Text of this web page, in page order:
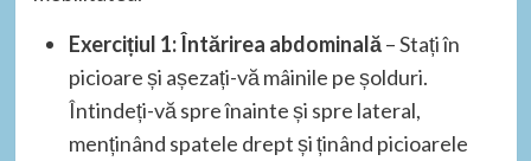
Exercițiul 1: Întărirea abdominală– Stați în
picioare și așezați-vă mâinile pe șolduri.
Întindeți-vă spre înainte și spre lateral,
menținând spatele drept și ținând picioarele